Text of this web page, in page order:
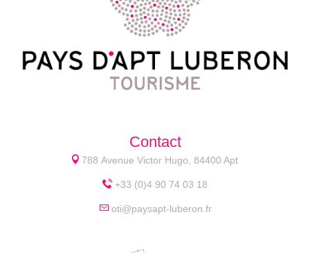
Contact
788 Avenue Victor Hugo, 84400 Apt
+33 (0)4 90 74 03 18
oti@paysapt-luberon.fr